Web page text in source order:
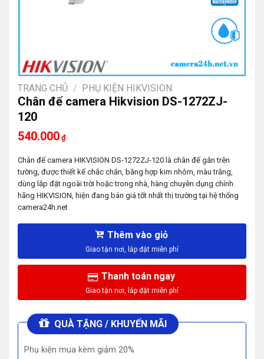
TRANG CHỦ / PHỤ KIỆN HIKVISION
Chân đế camera Hikvision DS-1272ZJ-
120
540.000 ₫
Chân đế camera HIKVISION DS-1272ZJ-120 là chân đế gắn trên
tường, được thiết kế chắc chắn, bằng hợp kim nhôm, màu trắng,
dùng lắp đặt ngoài trời hoặc trong nhà, hàng chuyên dụng chính
hãng HIKVISION, hiện đang bán giá tốt nhất thị trường tại hệ thống
camera24h.net
Thêm vào giỏ
Thanh toán ngay
QUÀ TẶNG / KHUYẾN MÃI
Phụ kiện mua kèm giảm 20%